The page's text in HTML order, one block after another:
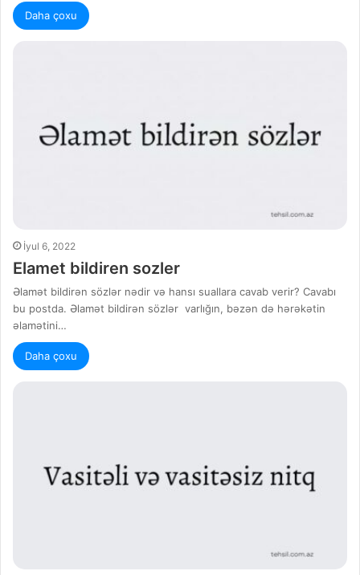
Daha çoxu
İyul 6, 2022
Elamet bildiren sozler
Əlamət bildirən sözlər nədir və hansı suallara cavab verir? Cavabı
bu postda. Əlamət bildirən sözlər varlığın, bəzən də hərəkətin
əlamətini…
Daha çoxu